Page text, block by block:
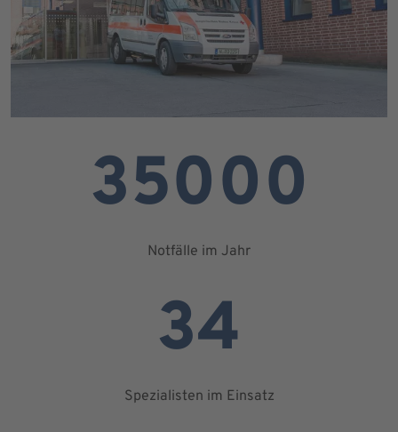
35000
Notfälle im Jahr
34
Spezialisten im Einsatz